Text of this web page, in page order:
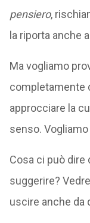
pensiero,
la riporta anche
Ma vogliamo
completamente
approcciare la
senso. Vogliamo
Cosa ci può
suggerire?
uscire anche da